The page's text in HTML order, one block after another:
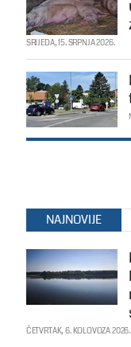
SRIJEDA, 15. SRPNJA 2026.
NAJNOVIJE
ČETVRTAK, 6. KOLOVOZA 2026.